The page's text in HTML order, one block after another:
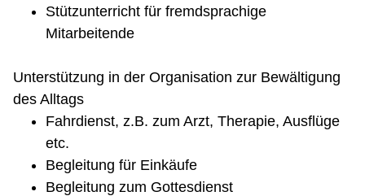
Stützunterricht für fremdsprachige
Mitarbeitende
Unterstützung in der Organisation zur Bewältigung
des Alltags
Fahrdienst, z.B. zum Arzt, Therapie, Ausflüge
etc.
Begleitung für Einkäufe
Begleitung zum Gottesdienst